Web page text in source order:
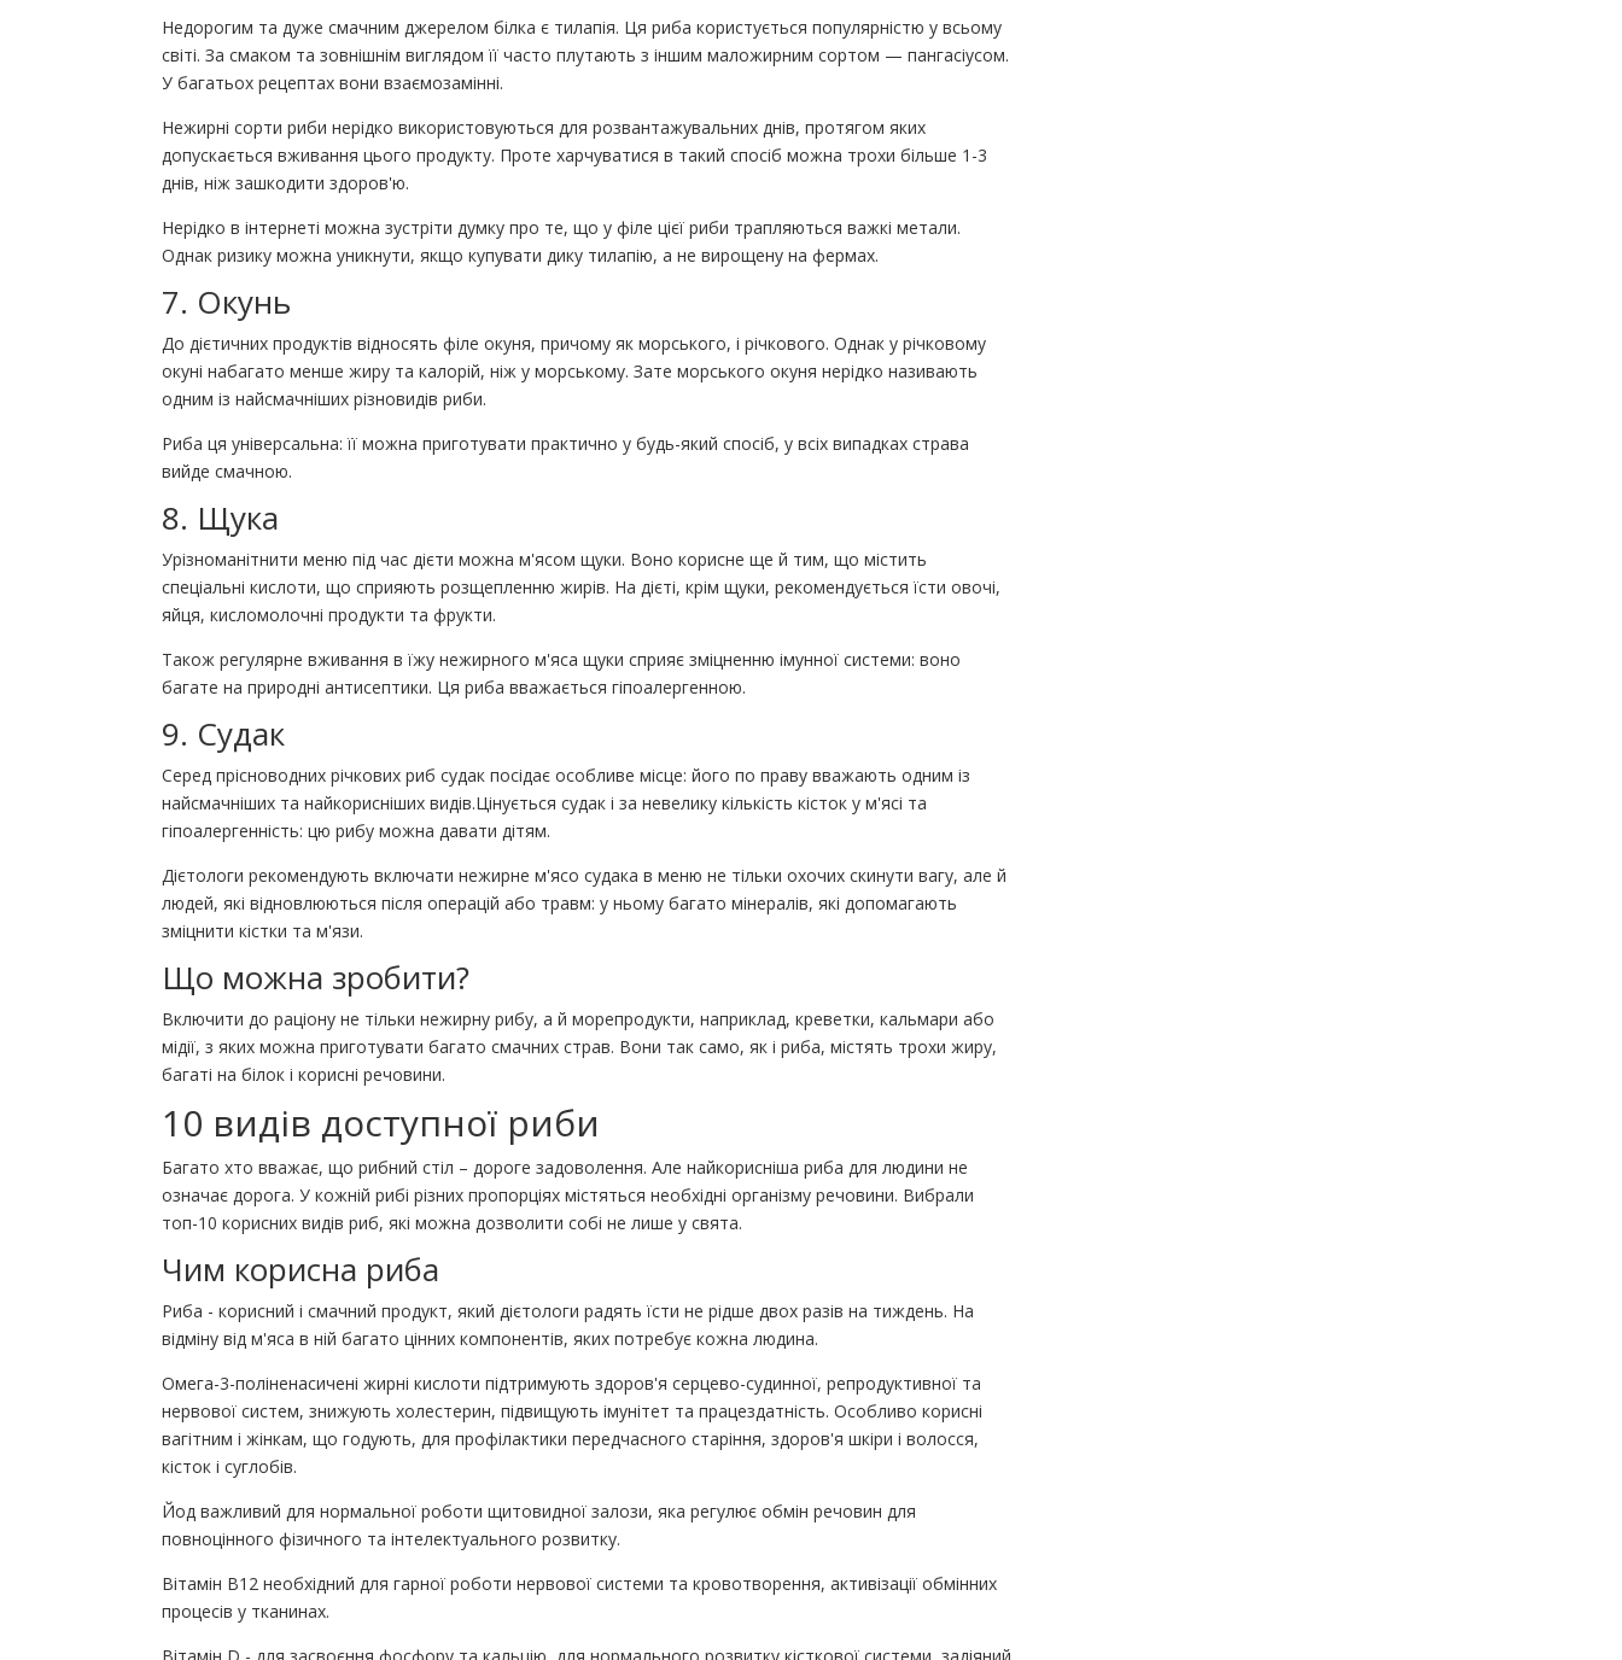
Недорогим та дуже смачним джерелом білка є тилапія. Ця риба користується популярністю у всьому
світі. За смаком та зовнішнім виглядом її часто плутають з іншим маложирним сортом — пангасіусом.
У багатьох рецептах вони взаємозамінні.
Нежирні сорти риби нерідко використовуються для розвантажувальних днів, протягом яких
допускається вживання цього продукту. Проте харчуватися в такий спосіб можна трохи більше 1-3
днів, ніж зашкодити здоров'ю.
Нерідко в інтернеті можна зустріти думку про те, що у філе цієї риби трапляються важкі метали.
Однак ризику можна уникнути, якщо купувати дику тилапію, а не вирощену на фермах.
7. Окунь
До дієтичних продуктів відносять філе окуня, причому як морського, і річкового. Однак у річковому
окуні набагато менше жиру та калорій, ніж у морському. Зате морського окуня нерідко називають
одним із найсмачніших різновидів риби.
Риба ця універсальна: її можна приготувати практично у будь-який спосіб, у всіх випадках страва
вийде смачною.
8. Щука
Урізноманітнити меню під час дієти можна м'ясом щуки. Воно корисне ще й тим, що містить
спеціальні кислоти, що сприяють розщепленню жирів. На дієті, крім щуки, рекомендується їсти овочі,
яйця, кисломолочні продукти та фрукти.
Також регулярне вживання в їжу нежирного м'яса щуки сприяє зміцненню імунної системи: воно
багате на природні антисептики. Ця риба вважається гіпоалергенною.
9. Судак
Серед прісноводних річкових риб судак посідає особливе місце: його по праву вважають одним із
найсмачніших та найкорисніших видів.Цінується судак і за невелику кількість кісток у м'ясі та
гіпоалергенність: цю рибу можна давати дітям.
Дієтологи рекомендують включати нежирне м'ясо судака в меню не тільки охочих скинути вагу, але й
людей, які відновлюються після операцій або травм: у ньому багато мінералів, які допомагають
зміцнити кістки та м'язи.
Що можна зробити?
Включити до раціону не тільки нежирну рибу, а й морепродукти, наприклад, креветки, кальмари або
мідії, з яких можна приготувати багато смачних страв. Вони так само, як і риба, містять трохи жиру,
багаті на білок і корисні речовини.
10 видів доступної риби
Багато хто вважає, що рибний стіл – дороге задоволення. Але найкорисніша риба для людини не
означає дорога. У кожній рибі різних пропорціях містяться необхідні організму речовини. Вибрали
топ-10 корисних видів риб, які можна дозволити собі не лише у свята.
Чим корисна риба
Риба - корисний і смачний продукт, який дієтологи радять їсти не рідше двох разів на тиждень. На
відміну від м'яса в ній багато цінних компонентів, яких потребує кожна людина.
Омега-3-поліненасичені жирні кислоти підтримують здоров'я серцево-судинної, репродуктивної та
нервової систем, знижують холестерин, підвищують імунітет та працездатність. Особливо корисні
вагітним і жінкам, що годують, для профілактики передчасного старіння, здоров'я шкіри і волосся,
кісток і суглобів.
Йод важливий для нормальної роботи щитовидної залози, яка регулює обмін речовин для
повноцінного фізичного та інтелектуального розвитку.
Вітамін B12 необхідний для гарної роботи нервової системи та кровотворення, активізації обмінних
процесів у тканинах.